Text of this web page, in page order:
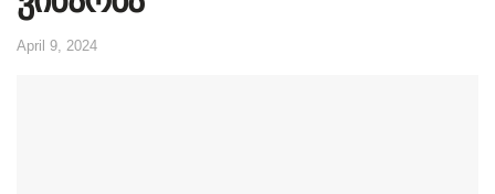
April 9, 2024